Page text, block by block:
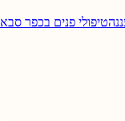
טיפולי פנים בכפר סבא